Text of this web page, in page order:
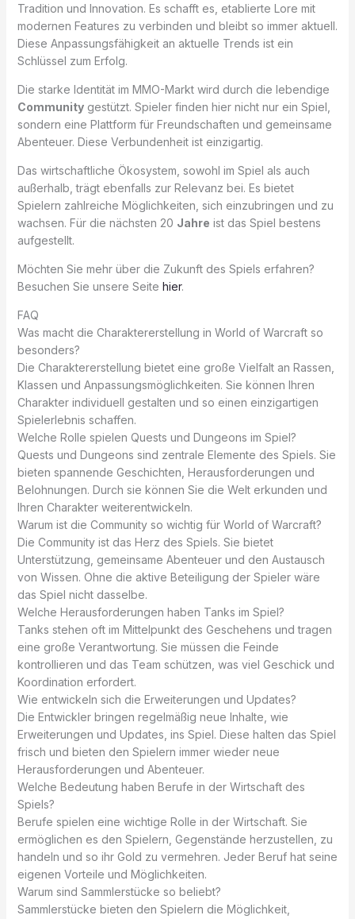
Tradition und Innovation. Es schafft es, etablierte Lore mit
modernen Features zu verbinden und bleibt so immer aktuell.
Diese Anpassungsfähigkeit an aktuelle Trends ist ein
Schlüssel zum Erfolg.
Die starke Identität im MMO-Markt wird durch die lebendige
Communitygestützt. Spieler finden hier nicht nur ein Spiel,
sondern eine Plattform für Freundschaften und gemeinsame
Abenteuer. Diese Verbundenheit ist einzigartig.
Das wirtschaftliche Ökosystem, sowohl im Spiel als auch
außerhalb, trägt ebenfalls zur Relevanz bei. Es bietet
Spielern zahlreiche Möglichkeiten, sich einzubringen und zu
wachsen. Für die nächsten 20 Jahre ist das Spiel bestens
aufgestellt.
Möchten Sie mehr über die Zukunft des Spiels erfahren?
Besuchen Sie unsere Seite hier.
FAQ
Was macht die Charaktererstellung in World of Warcraft so
besonders?
Die Charaktererstellung bietet eine große Vielfalt an Rassen,
Klassen und Anpassungsmöglichkeiten. Sie können Ihren
Charakter individuell gestalten und so einen einzigartigen
Spielerlebnis schaffen.
Welche Rolle spielen Quests und Dungeons im Spiel?
Quests und Dungeons sind zentrale Elemente des Spiels. Sie
bieten spannende Geschichten, Herausforderungen und
Belohnungen. Durch sie können Sie die Welt erkunden und
Ihren Charakter weiterentwickeln.
Warum ist die Community so wichtig für World of Warcraft?
Die Community ist das Herz des Spiels. Sie bietet
Unterstützung, gemeinsame Abenteuer und den Austausch
von Wissen. Ohne die aktive Beteiligung der Spieler wäre
das Spiel nicht dasselbe.
Welche Herausforderungen haben Tanks im Spiel?
Tanks stehen oft im Mittelpunkt des Geschehens und tragen
eine große Verantwortung. Sie müssen die Feinde
kontrollieren und das Team schützen, was viel Geschick und
Koordination erfordert.
Wie entwickeln sich die Erweiterungen und Updates?
Die Entwickler bringen regelmäßig neue Inhalte, wie
Erweiterungen und Updates, ins Spiel. Diese halten das Spiel
frisch und bieten den Spielern immer wieder neue
Herausforderungen und Abenteuer.
Welche Bedeutung haben Berufe in der Wirtschaft des
Spiels?
Berufe spielen eine wichtige Rolle in der Wirtschaft. Sie
ermöglichen es den Spielern, Gegenstände herzustellen, zu
handeln und so ihr Gold zu vermehren. Jeder Beruf hat seine
eigenen Vorteile und Möglichkeiten.
Warum sind Sammlerstücke so beliebt?
Sammlerstücke bieten den Spielern die Möglichkeit,